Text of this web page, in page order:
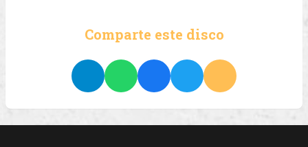
Comparte este disco